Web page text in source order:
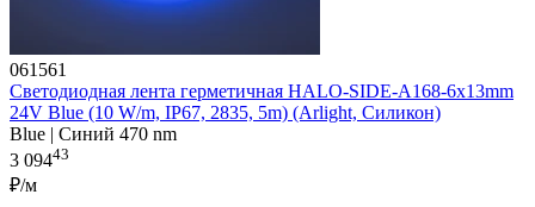
061561
Светодиодная лента герметичная HALO-SIDE-A168-6x13mm
24V Blue (10 W/m, IP67, 2835, 5m) (Arlight, Силикон)
Blue | Синий 470 nm
3 09443
₽/м